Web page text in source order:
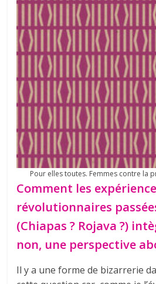
Pour elles toutes. Femmes contre la
Comment les
révolutionnaires
(Chiapas ? Rojava ?)
non, une perspective
Il y a une forme de bizarrerie